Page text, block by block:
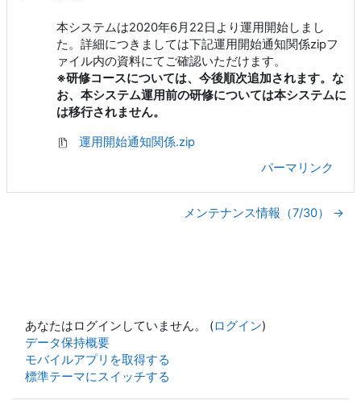
本システムは2020年6月22日より運用開始しまし
た。詳細につきましては下記運用開始通知関係zipフ
ァイル内の資料にてご確認いただけます。
※研修コースについては、今後順次追加されます。な
お、本システム運用前の研修については本システムに
は移行されません。
運用開始通知関係.zip
パーマリンク
メンテナンス情報（7/30） →
あなたはログインしていません。 (ログイン)
データ保持概要
モバイルアプリを取得する
標準テーマにスイッチする